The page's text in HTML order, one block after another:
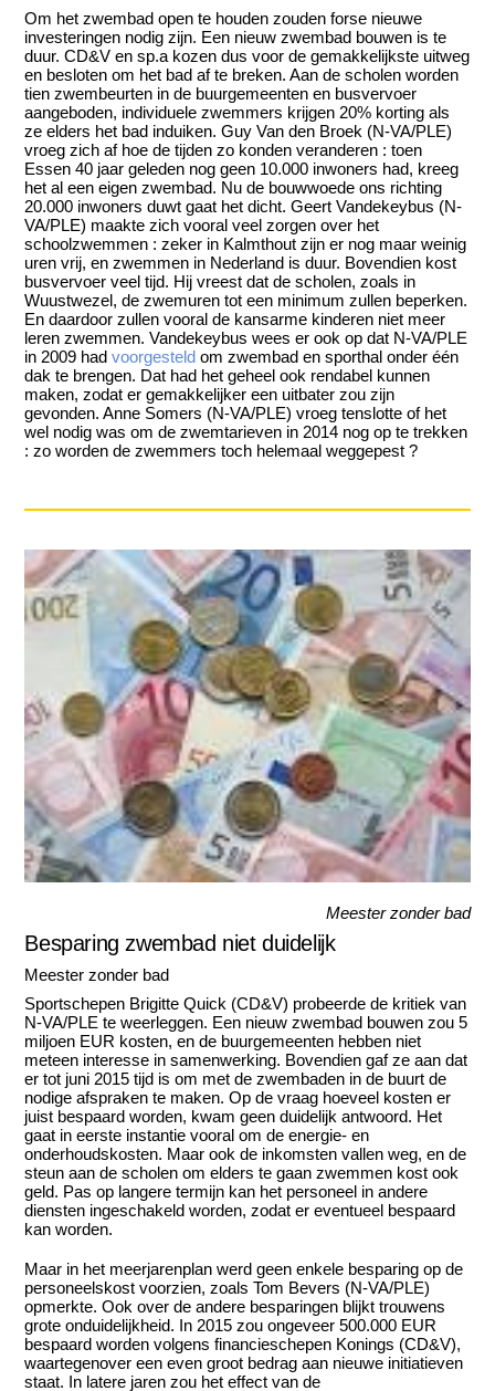
Om het zwembad open te houden zouden forse nieuwe
investeringen nodig zijn. Een nieuw zwembad bouwen is te
duur. CD&V en sp.a kozen dus voor de gemakkelijkste uitweg
en besloten om het bad af te breken. Aan de scholen worden
tien zwembeurten in de buurgemeenten en busvervoer
aangeboden, individuele zwemmers krijgen 20% korting als
ze elders het bad induiken. Guy Van den Broek (N-VA/PLE)
vroeg zich af hoe de tijden zo konden veranderen : toen
Essen 40 jaar geleden nog geen 10.000 inwoners had, kreeg
het al een eigen zwembad. Nu de bouwwoede ons richting
20.000 inwoners duwt gaat het dicht. Geert Vandekeybus (N-
VA/PLE) maakte zich vooral veel zorgen over het
schoolzwemmen : zeker in Kalmthout zijn er nog maar weinig
uren vrij, en zwemmen in Nederland is duur. Bovendien kost
busvervoer veel tijd. Hij vreest dat de scholen, zoals in
Wuustwezel, de zwemuren tot een minimum zullen beperken.
En daardoor zullen vooral de kansarme kinderen niet meer
leren zwemmen. Vandekeybus wees er ook op dat N-VA/PLE
in 2009 hadvoorgesteld om zwembad en sporthal onder één
dak te brengen. Dat had het geheel ook rendabel kunnen
maken, zodat er gemakkelijker een uitbater zou zijn
gevonden. Anne Somers (N-VA/PLE) vroeg tenslotte of het
wel nodig was om de zwemtarieven in 2014 nog op te trekken
: zo worden de zwemmers toch helemaal weggepest ?
Meester zonder bad
Besparing zwembad niet duidelijk
Meester zonder bad
Sportschepen Brigitte Quick (CD&V) probeerde de kritiek van
N-VA/PLE te weerleggen. Een nieuw zwembad bouwen zou 5
miljoen EUR kosten, en de buurgemeenten hebben niet
meteen interesse in samenwerking. Bovendien gaf ze aan dat
er tot juni 2015 tijd is om met de zwembaden in de buurt de
nodige afspraken te maken. Op de vraag hoeveel kosten er
juist bespaard worden, kwam geen duidelijk antwoord. Het
gaat in eerste instantie vooral om de energie- en
onderhoudskosten. Maar ook de inkomsten vallen weg, en de
steun aan de scholen om elders te gaan zwemmen kost ook
geld. Pas op langere termijn kan het personeel in andere
diensten ingeschakeld worden, zodat er eventueel bespaard
kan worden.
Maar in het meerjarenplan werd geen enkele besparing op de
personeelskost voorzien, zoals Tom Bevers (N-VA/PLE)
opmerkte. Ook over de andere besparingen blijkt trouwens
grote onduidelijkheid. In 2015 zou ongeveer 500.000 EUR
bespaard worden volgens financieschepen Konings (CD&V),
waartegenover een even groot bedrag aan nieuwe initiatieven
staat. In latere jaren zou het effect van de